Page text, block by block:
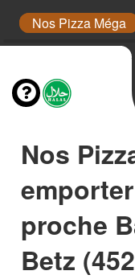
Nos Pizza Méga
Nos
emporter
proche
Betz